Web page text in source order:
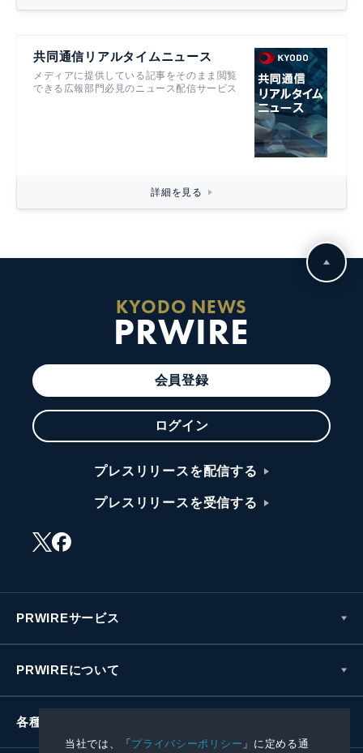
当社では、「プライバシーポリシー 」に定める通
共同通信リアルタイムニュース
メディアに提供している記事をそのまま閲覧
できる広報部門必見のニュース配信サービス
詳細を見る
KYODO NEWS
PRWIRE
会員登録
ログイン
プレスリリースを配信する
プレスリリースを受信する
PRWIREサービス
PRWIREについて
各種お問い合わせ